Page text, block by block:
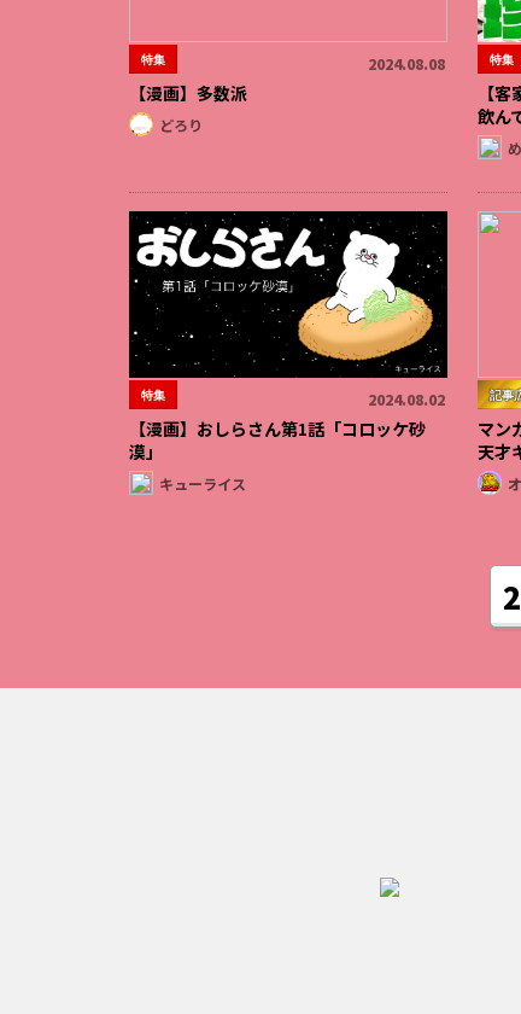
特集 2024.08.08
【漫画】多数派
どろり
特集
【
飲ん
特集 2024.08.02
【漫画】おしらさん第1話「コロッケ砂
漠」
キューライス
記事
マン
天才